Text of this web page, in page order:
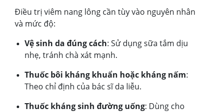
Điều trị viêm nang lông cần tùy vào nguyên nhân
và mức độ:
Vệ sinh da đúng cách: Sử dụng sữa tắm dịu
nhẹ, tránh chà xát mạnh.
Thuốc bôi kháng khuẩn hoặc kháng nấm:
Theo chỉ định của bác sĩ da liễu.
Thuốc kháng sinh đường uống: Dùng cho